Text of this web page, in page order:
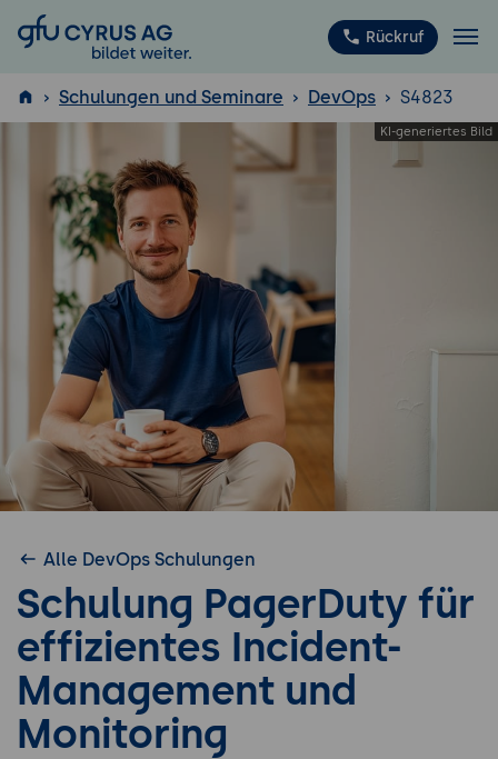
GFU Cyrus AG Rückruf
ISTQB
Schulungen und Seminare DevOps S4823
Alle DevOps Schulungen
Schulung PagerDuty für
effizientes Incident-
Management und
Monitoring